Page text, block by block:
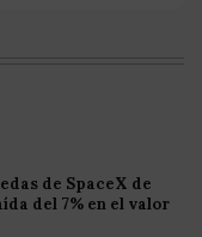
de SpaceX de
del 7% en el valor